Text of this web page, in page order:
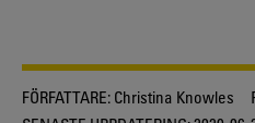
FÖRFATTARE: Christina Knowles